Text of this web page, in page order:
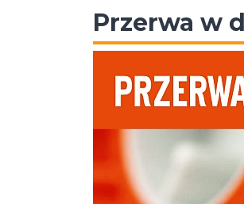
Przerwa w